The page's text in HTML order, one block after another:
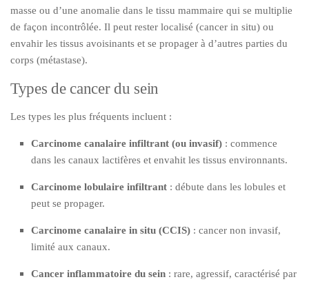
masse ou d’une anomalie dans le tissu mammaire qui se multiplie
de façon incontrôlée. Il peut rester localisé (cancer in situ) ou
envahir les tissus avoisinants et se propager à d’autres parties du
corps (métastase).
Types de cancer du sein
Les types les plus fréquents incluent :
Carcinome canalaire infiltrant (ou invasif) : commence
dans les canaux lactifères et envahit les tissus environnants.
Carcinome lobulaire infiltrant : débute dans les lobules et
peut se propager.
Carcinome canalaire in situ (CCIS) : cancer non invasif,
limité aux canaux.
Cancer inflammatoire du sein : rare, agressif, caractérisé par